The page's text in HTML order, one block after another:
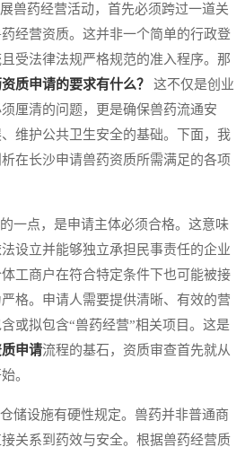
药经营活动，首先必须跨过一道关
经营资质。这并非一个简单的行政登
受法律法规严格规范的准入程序。那
质申请的要求有什么？
这不仅是创业
厘清的问题，更是确保兽药流通安
维护公共卫生安全的基础。下面，我
在长沙申请兽药资质所需满足的各项
点，是申请主体必须合格。这意味
设立并能够独立承担民事责任的企业
工商户在符合特定条件下也可能被接
格。申请人需要提供清晰、有效的营
或拟包含“兽药经营”相关项目。这是
申请流程的基石，资质审查首先就从
。
设施有硬性规定。兽药并非普通商
关系到药效与安全。根据兽药经营质